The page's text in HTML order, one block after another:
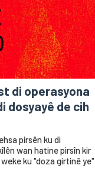
di operasyona
dosyayê de cih
pirsên ku di
wan hatine pirsîn kir
ku "doza girtinê ye"